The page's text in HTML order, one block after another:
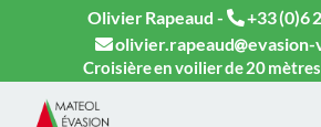
Olivier Rapeaud - +33 (0)6
olivier.rapeaud
evasion-
Croisière en voilier de 20